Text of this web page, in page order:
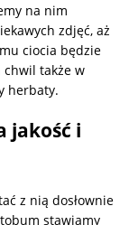
na nim
zdjęć, aż
ciocia będzie
chwil także w
herbaty.
jakość i
z nią dosłownie
stawiamy